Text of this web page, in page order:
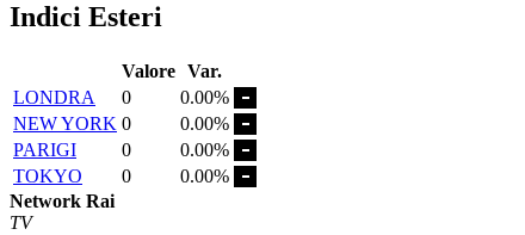
Indici Esteri
Valore Var.
LONDRA
0
0.00%
NEW YORK 0
0.00%
PARIGI
0
0.00%
TOKYO
0
0.00%
Network Rai
TV